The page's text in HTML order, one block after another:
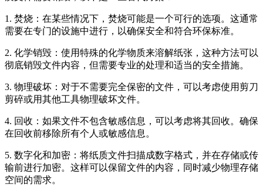
1. 焚烧：在某些情况下，焚烧可能是一个可行的选项。这通常
需要在专门的设施中进行，以确保安全和符合环保标准。
2. 化学销毁：使用特殊的化学物质来溶解纸张，这种方法可以
彻底销毁文件内容，但需要专业的处理和适当的安全措施。
3. 物理破坏：对于不需要完全保密的文件，可以考虑使用剪刀
剪碎或用其他工具物理破坏文件。
4. 回收：如果文件不包含敏感信息，可以考虑将其回收。确保
在回收前移除所有个人或敏感信息。
5. 数字化和加密：将纸质文件扫描成数字格式，并在存储或传
输前进行加密。这样可以保留文件的内容，同时减少物理存储
空间的需求。